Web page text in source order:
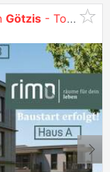
Götzis - Top b7